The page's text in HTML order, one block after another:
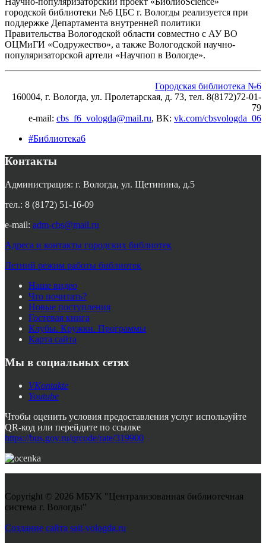
городской библиотеки №6 ЦБС г. Вологды реализуется при
поддержке Департамента внутренней политики
Правительства Вологодской области совместно с АУ ВО
ОЦМиГИ «Содружество», а также Вологодской научно-
популяризаторской артели «Научпоп в Вологде».
Городская библиотека №6
160004, г. Вологда, ул. Пролетарская, д. 73, тел. 8(8172)72-01-
79
e-mail: cbs_f6_vologda@mail.ru, ВК: vk.com/cbsvologda_06
#Библиотека6
Контакты
Администрация: г. Вологда, ул. Щетинина, д.5
тел.: 8 (8172) 51-16-09
e-mail: adm-cbs@mail.ru
Адреса и контакты городских библиотек
Летний режим работы библиотек
Наше видео
Что почитать?
Новые поступления
Гостевая книга
Клубы. Кружки. Программы
Карта сайта
Мы в социальных сетях
VKontakte
Youtube
Чтобы оценить условия предоставления услуг используйте
QR-код или перейдите по ссылке
https://bus.gov.ru/qrcode/rate/319900
Copyright © 2026 МБУК "Централизованная библиотечная
система г. Вологды"
Создание сайта sait-vologda.ru